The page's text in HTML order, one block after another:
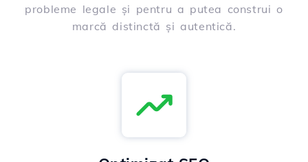
probleme legale și pentru a putea construi o
marcă distinctă și autentică.